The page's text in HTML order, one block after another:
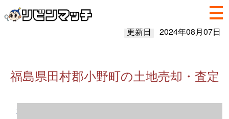
更新日 2024年08月07日
福島県田村郡小野町の土地売却・査定
福島県田村郡小野町の土地売却情報（2023